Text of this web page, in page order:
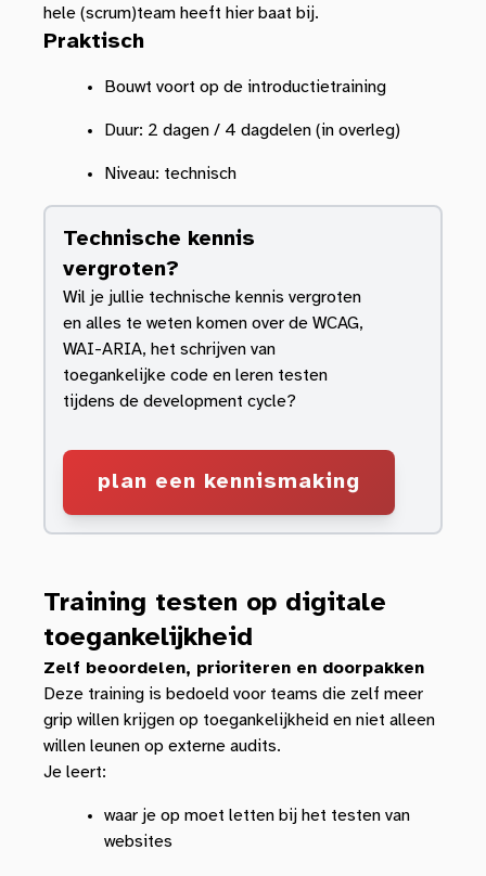
hele (scrum)team heeft hier baat bij.
Praktisch
Bouwt voort op de introductietraining
Duur: 2 dagen / 4 dagdelen (in overleg)
Niveau: technisch
Technische kennis
vergroten?
Wil je jullie technische kennis vergroten
en alles te weten komen over de WCAG,
WAI-ARIA, het schrijven van
toegankelijke code en leren testen
tijdens de development cycle?
plan een kennismaking
Training testen op digitale
toegankelijkheid
Zelf beoordelen, prioriteren en doorpakken
Deze training is bedoeld voor teams die zelf meer
grip willen krijgen op toegankelijkheid en niet alleen
willen leunen op externe audits.
Je leert:
waar je op moet letten bij het testen van
websites